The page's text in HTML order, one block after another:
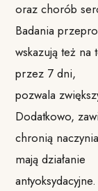
oraz chorób
Badania
wskazują też
przez 7 dni,
pozwala
Dodatkowo,
chronią
mają działanie
antyoksydacyjne.